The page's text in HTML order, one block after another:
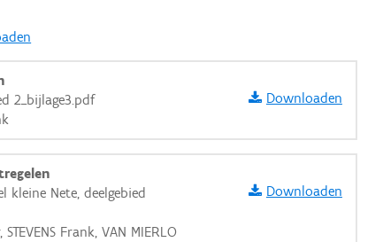
2_bijlage3.pdf
Downloaden
kleine Nete, deelgebied
Frank, VAN MIERLO
Downloaden